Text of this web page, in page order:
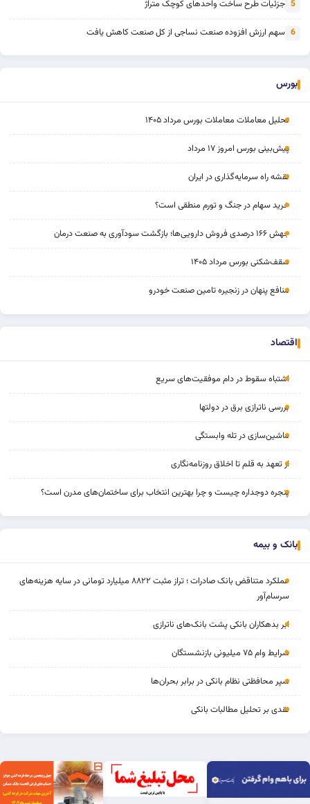
5 جزئیات طرح ساخت واحدهای کوچک متراژ
6 سهم ارزش افزوده صنعت نساجی از کل صنعت کاهش یافت
بورس
تحلیل معاملات معاملات بورس مرداد ۱۴۰۵
پیش‌بینی بورس امروز ۱۷ مرداد
نقشه راه سرمایه‌گذاری در ایران
خرید سهام در جنگ و تورم منطقی است؟
جهش ۱۶۶ درصدی فروش دارویی‌ها؛ بازگشت سودآوری به صنعت درمان
سقف‌شکنی بورس مرداد ۱۴۰۵
منافع پنهان در زنجیره تامین صنعت خودرو
اقتصاد
اشتباه سقوط در دام موفقیت‌های سریع
بررسی ناترازی برق در دولتها
ماشین‌سازی در تله وابستگی
از تعهد به قلم تا اخلاق روزنامه‌نگاری
پنجره دوجداره چیست و چرا بهترین انتخاب برای ساختمان‌های مدرن است؟
بانک و بیمه
عملکرد متناقض بانک صادرات ؛ تراز مثبت ۸۸۲۲ میلیارد تومانی در سایه هزینه‌های
سرسام‌آور
ابر بدهکاران بانکی پشت بانک‌های ناترازی
شرایط وام ۷۵ میلیونی بازنشستگان
سپر محافظتی نظام بانکی در برابر بحران‌ها
نقدی بر تحلیل مطالبات بانکی